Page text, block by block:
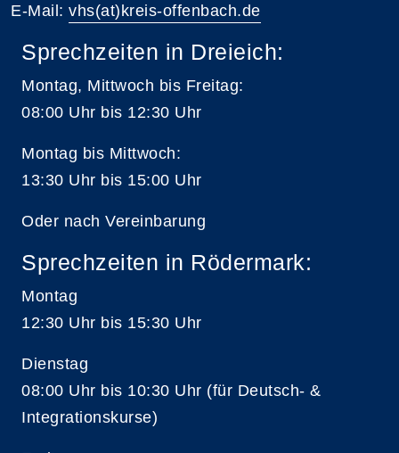
E-Mail: vhs(at)kreis-offenbach.de
Sprechzeiten in Dreieich:
Montag, Mittwoch bis Freitag:
08:00 Uhr bis 12:30 Uhr
Montag bis Mittwoch:
13:30 Uhr bis 15:00 Uhr
Oder nach Vereinbarung
Sprechzeiten in Rödermark:
Montag
12:30 Uhr bis 15:30 Uhr
Dienstag
08:00 Uhr bis 10:30 Uhr (für Deutsch- &
Integrationskurse)